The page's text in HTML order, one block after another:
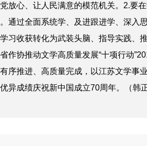
放心、让人民满意的模范机关。2.要
通过全面系统学、及进跟进学、深入
习收获转化为武装头脑、指导实践、
作协推动文学高质量发展“十项行动
序推进、高质量完成，以江苏文学事
异成绩庆祝新中国成立70周年。（韩